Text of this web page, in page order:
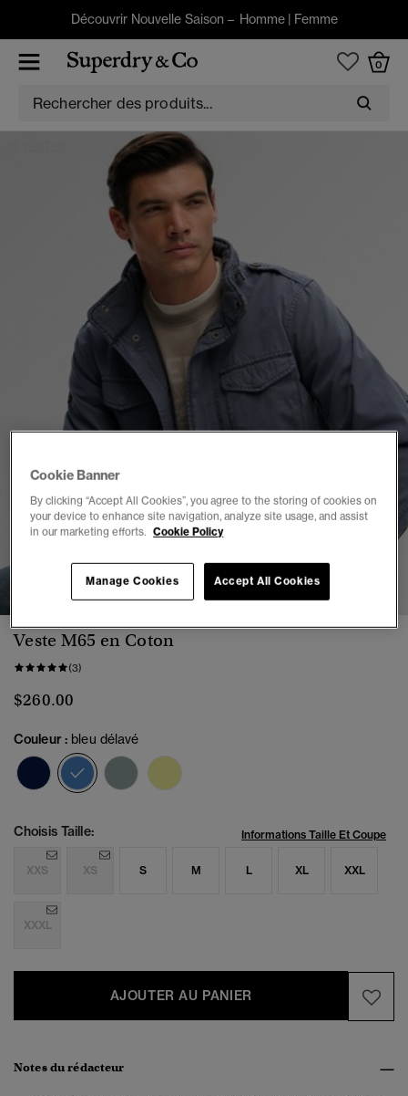
Découvrir Nouvelle Saison – Homme| Femme
0
1 2 3 4 5 6
Veste M65 en Coton
(3)
$260.00
Couleur : bleu délavé
sélectionné
Choisis Taille: Informations Taille Et Coupe
XXS XS S M L XL XXL
XXXL
AJOUTER AU PANIER
Notes du rédacteur
Cookie Banner
By clicking “Accept All Cookies”, you agree to the storing of cookies on
your device to enhance site navigation, analyze site usage, and assist
in our marketing efforts. Cookie Policy
Accept All Cookies
Manage Cookies